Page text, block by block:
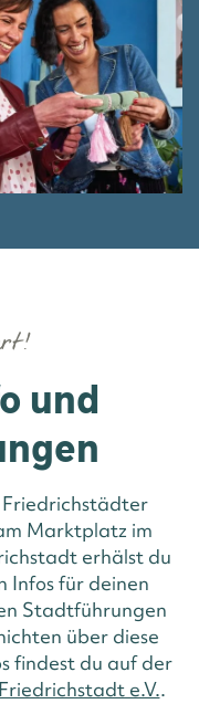
und
Marktplatz im
erhälst du
Infos für deinen
Stadtführungen
über diese
findest du auf der
e.V..